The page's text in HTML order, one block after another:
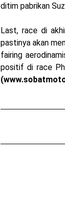
ditim pabrikan
Last, race di
pastinya akan
fairing
positif di race